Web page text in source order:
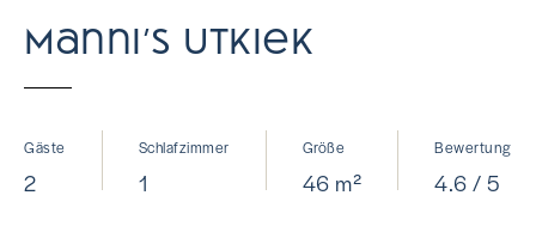
Manni’s Utkiek
Gäste
2
Schlafzimmer
1
Größe
46 m²
Bewertung
4.6 / 5